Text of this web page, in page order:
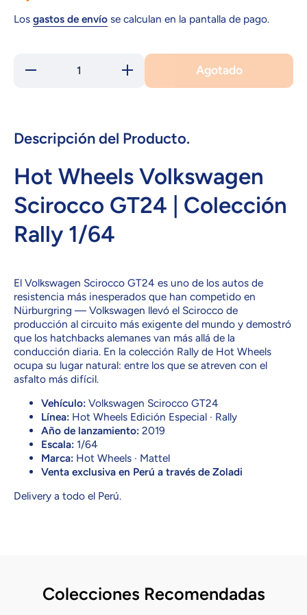
Los gastos de envío se calculan en la pantalla de pago.
Aumentar
cantidad para
FYY00
Agotado
Descripción del Producto.
Hot Wheels Volkswagen
Scirocco GT24 | Colección
Rally 1/64
El Volkswagen Scirocco GT24 es uno de los autos de
resistencia más inesperados que han competido en
Nürburgring — Volkswagen llevó el Scirocco de
producción al circuito más exigente del mundo y demostró
que los hatchbacks alemanes van más allá de la
conducción diaria. En la colección Rally de Hot Wheels
ocupa su lugar natural: entre los que se atreven con el
asfalto más difícil.
Vehículo: Volkswagen Scirocco GT24
Línea: Hot Wheels Edición Especial · Rally
Año de lanzamiento: 2019
Escala: 1/64
Marca: Hot Wheels · Mattel
Venta exclusiva en Perú a través de Zoladi
Delivery a todo el Perú.
Colecciones Recomendadas